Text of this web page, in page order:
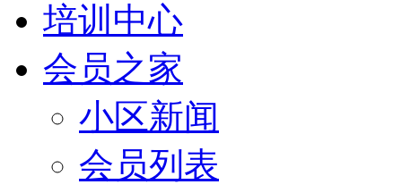
培训中心
会员之家
小区新闻
会员列表